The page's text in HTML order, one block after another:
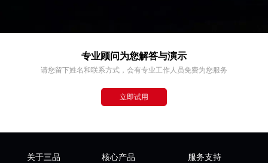
专业顾问为您解答与演示
请您留下姓名和联系方式，会有专业工作人员免费为您服务
立即试用
关于三品 核心产品 服务支持